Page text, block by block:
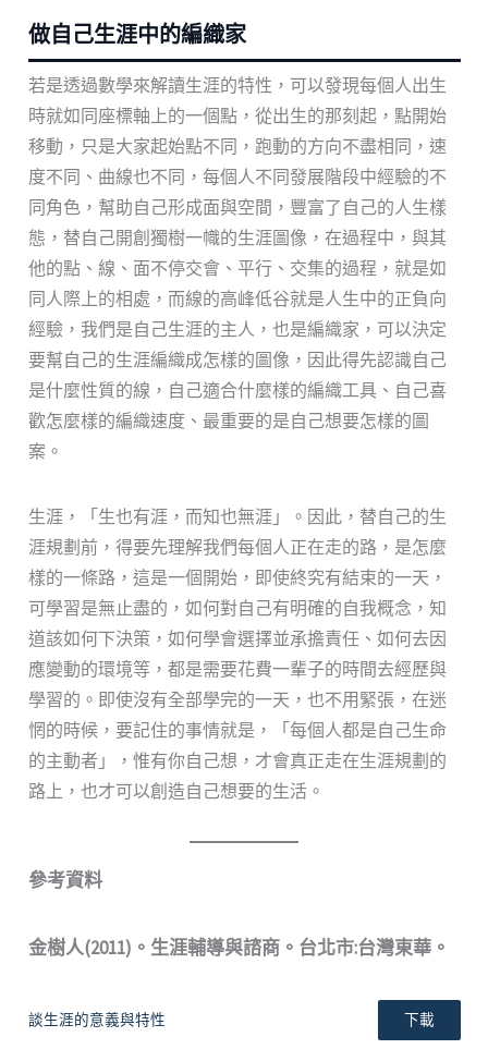
做自己生涯中的編織家
若是透過數學來解讀生涯的特性，可以發現每個人出生
時就如同座標軸上的一個點，從出生的那刻起，點開始
移動，只是大家起始點不同，跑動的方向不盡相同，速
度不同、曲線也不同，每個人不同發展階段中經驗的不
同角色，幫助自己形成面與空間，豐富了自己的人生樣
態，替自己開創獨樹一幟的生涯圖像，在過程中，與其
他的點、線、面不停交會、平行、交集的過程，就是如
同人際上的相處，而線的高峰低谷就是人生中的正負向
經驗，我們是自己生涯的主人，也是編織家，可以決定
要幫自己的生涯編織成怎樣的圖像，因此得先認識自己
是什麼性質的線，自己適合什麼樣的編織工具、自己喜
歡怎麼樣的編織速度、最重要的是自己想要怎樣的圖
案。
生涯，「生也有涯，而知也無涯」。因此，替自己的生
涯規劃前，得要先理解我們每個人正在走的路，是怎麼
樣的一條路，這是一個開始，即使終究有結束的一天，
可學習是無止盡的，如何對自己有明確的自我概念，知
道該如何下決策，如何學會選擇並承擔責任、如何去因
應變動的環境等，都是需要花費一輩子的時間去經歷與
學習的。即使沒有全部學完的一天，也不用緊張，在迷
惘的時候，要記住的事情就是，「每個人都是自己生命
的主動者」，惟有你自己想，才會真正走在生涯規劃的
路上，也才可以創造自己想要的生活。
參考資料
金樹人(2011)。生涯輔導與諮商。台北市:台灣東華。
談生涯的意義與特性 下載